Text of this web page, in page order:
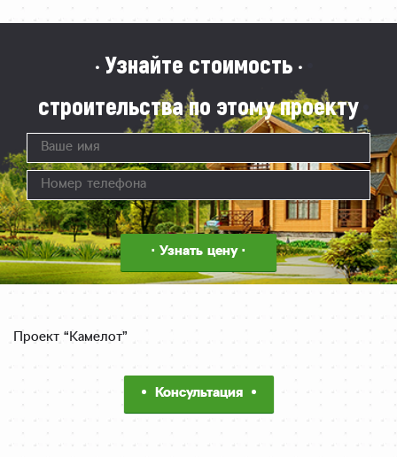
· Узнайте стоимость ·
строительства по этому проекту
Проект “Камелот”
Консультация